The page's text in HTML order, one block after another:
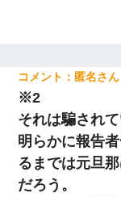
匿名
※2
それは騙され
明らかに報告
るまでは元旦
だろう。